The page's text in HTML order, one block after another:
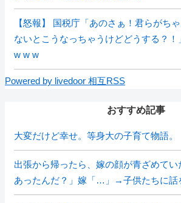
【怒報】 国税庁「あのさぁ！君らがち
ないとこうなっちゃうけどどうする？
w w w
Powered by livedoor 相互RSS
おすすめ記事
大変だけど幸せ。等身大の子育て物語。
出張から帰ったら、嫁の顔が青ざめて
あったんだ？」嫁「…」→子供たちに